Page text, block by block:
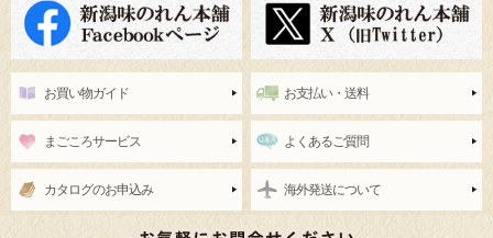
お買い物ガイド お支払い・送料
まごころサービス よくあるご質問
カタログのお申込み 海外発送について